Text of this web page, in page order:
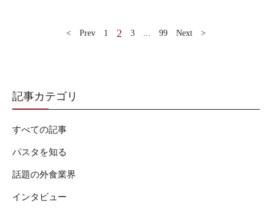
< Prev 1 2 3 ... 99 Next >
記事カテゴリ
すべての記事
パスタを知る
話題の外食業界
インタビュー